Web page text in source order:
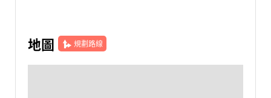
地圖 規劃路線